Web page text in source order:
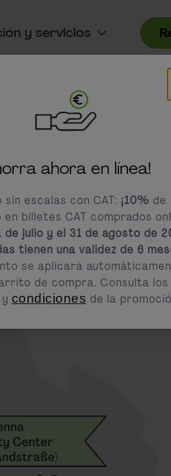
y servicios
en el aeropuerto. Las
viaje, sino también
el
ahora en línea!
sin escalas con CAT: ¡10% de
billetes CAT comprados
de julio y el 31 de agosto de
tienen una validez de 6
se aplicará
de compra. Consulta los
condiciones de la